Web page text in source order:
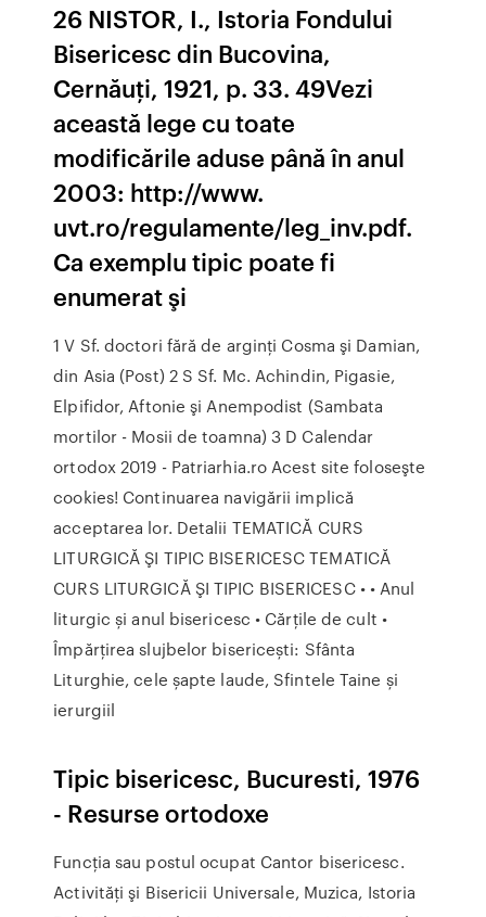
26 NISTOR, I., Istoria Fondului
Bisericesc din Bucovina,
Cernăuţi, 1921, p. 33. 49Vezi
această lege cu toate
modificările aduse până în anul
2003: http://www.
uvt.ro/regulamente/leg_inv.pdf.
Ca exemplu tipic poate fi
enumerat şi
1 V Sf. doctori fără de arginţi Cosma şi Damian,
din Asia (Post) 2 S Sf. Mc. Achindin, Pigasie,
Elpifidor, Aftonie şi Anempodist (Sambata
mortilor - Mosii de toamna) 3 D Calendar
ortodox 2019 - Patriarhia.ro Acest site foloseşte
cookies! Continuarea navigării implică
acceptarea lor. Detalii TEMATICĂ CURS
LITURGICĂ ŞI TIPIC BISERICESC TEMATICĂ
CURS LITURGICĂ ŞI TIPIC BISERICESC • • Anul
liturgic și anul bisericesc • Cărțile de cult •
Împărțirea slujbelor bisericești: Sfânta
Liturghie, cele șapte laude, Sfintele Taine și
ierurgiil
Tipic bisericesc, Bucuresti, 1976
- Resurse ortodoxe
Funcţia sau postul ocupat Cantor bisericesc.
Activităţi şi Bisericii Universale, Muzica, Istoria